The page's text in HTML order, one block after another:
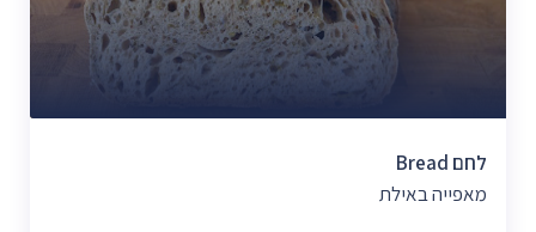
לחם Bread
מאפייה באילת